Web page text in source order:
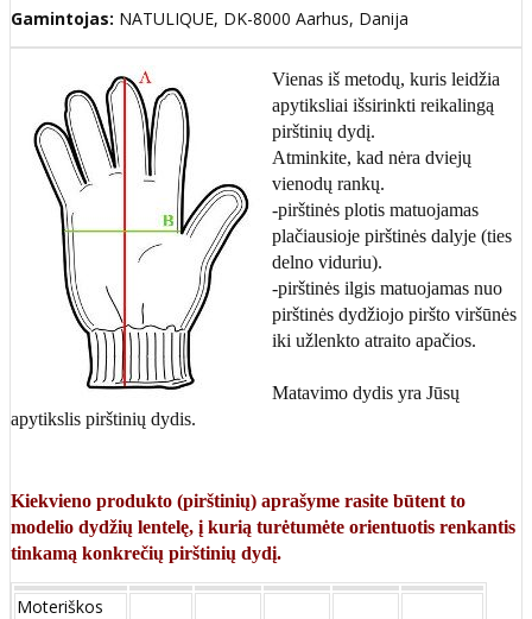
Gamintojas: NATULIQUE, DK-8000 Aarhus, Danija
Vienas iš metodų, kuris leidžia
apytiksliai išsirinkti reikalingą
pirštinių dydį.
Atminkite, kad nėra dviejų
vienodų rankų.
-pirštinės plotis matuojamas
plačiausioje pirštinės dalyje (ties
delno viduriu).
-pirštinės ilgis matuojamas nuo
pirštinės dydžiojo piršto viršūnės
iki užlenkto atraito apačios.
Matavimo dydis yra Jūsų
apytikslis pirštinių dydis.
Kiekvieno produkto (pirštinių) aprašyme rasite būtent to
modelio dydžių lentelę, į kurią turėtumėte orientuotis renkantis
tinkamą konkrečių pirštinių dydį.
Moteriškos